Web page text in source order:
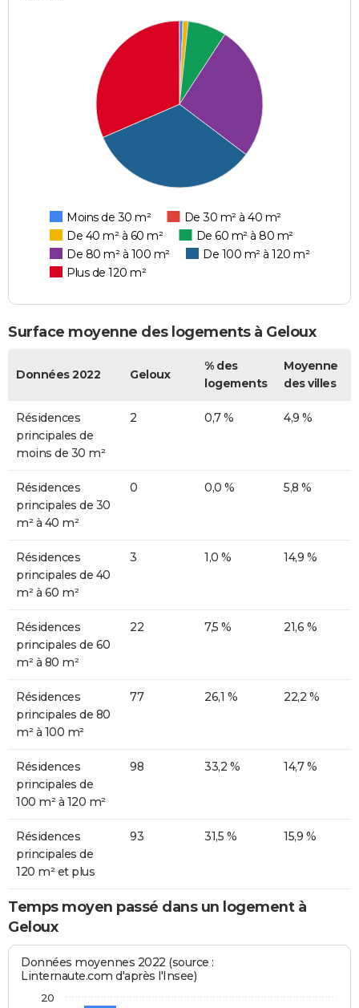
Moins de 30 m²
De 30 m² à 40 m²
De 40 m² à 60 m²
De 60 m² à 80 m²
De 80 m² à 100 m²
De 100 m² à 120 m²
Plus de 120 m²
Surface moyenne des logements à Geloux
Données 2022 Geloux
% des
logements
Moyenne
des villes
Résidences
principales de
moins de 30 m²
2 0,7 % 4,9 %
Résidences
principales de 30
m² à 40 m²
0 0,0 % 5,8 %
Résidences
principales de 40
m² à 60 m²
3 1,0 % 14,9 %
Résidences
principales de 60
m² à 80 m²
22 7,5 % 21,6 %
Résidences
principales de 80
m² à 100 m²
77 26,1 % 22,2 %
Résidences
principales de
100 m² à 120 m²
98 33,2 % 14,7 %
Résidences
principales de
120 m² et plus
93 31,5 % 15,9 %
Temps moyen passé dans un logement à
Geloux
Données moyennes 2022 (source :
Linternaute.com d'après l'Insee)
20